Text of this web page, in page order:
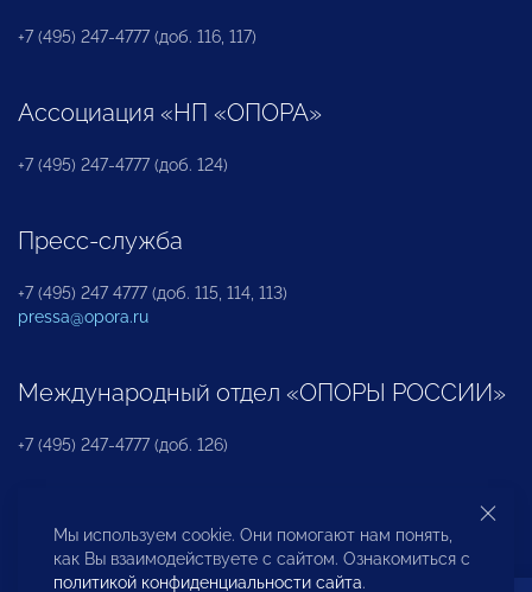
+7 (495) 247-4777 (доб. 116, 117)
Ассоциация «НП «ОПОРА»
+7 (495) 247-4777 (доб. 124)
Пресс-служба
+7 (495) 247 4777 (доб. 115, 114, 113)
pressa@opora.ru
Международный отдел «ОПОРЫ РОССИИ»
+7 (495) 247-4777 (доб. 126)
Бюро по защите прав предпринимателей и
инвесторов
Мы используем cookie. Они помогают нам понять,
как Вы взаимодействуете с сайтом. Ознакомиться с
политикой конфиденциальности сайта.